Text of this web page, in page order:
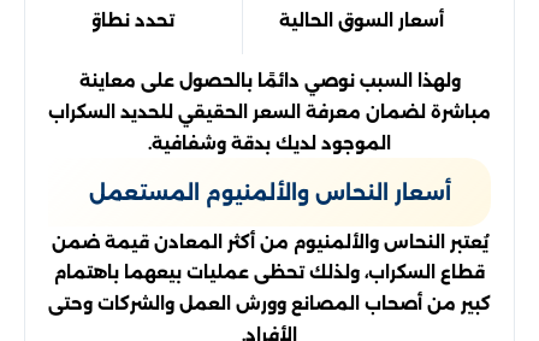
أسعار السوق الحالية تحدد نطاق التسعير
ولهذا السبب نوصي دائمًا بالحصول على معاينة
مباشرة لضمان معرفة السعر الحقيقي للحديد السكراب
الموجود لديك بدقة وشفافية.
أسعار النحاس والألمنيوم المستعمل
يُعتبر النحاس والألمنيوم من أكثر المعادن قيمة ضمن
قطاع السكراب، ولذلك تحظى عمليات بيعهما باهتمام
كبير من أصحاب المصانع وورش العمل والشركات وحتى
الأفراد.